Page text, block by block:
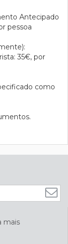
Antecipado
pessoa
35€, por
como
mais